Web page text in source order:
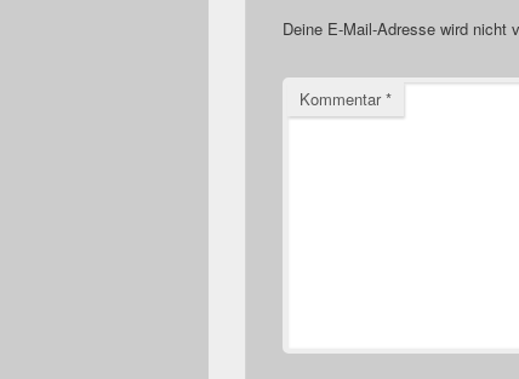
Deine E-Mail-Adresse wird nicht
Kommentar*